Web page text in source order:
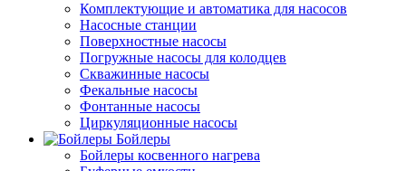
Комплектующие и автоматика для насосов
Насосные станции
Поверхностные насосы
Погружные насосы для колодцев
Скважинные насосы
Фекальные насосы
Фонтанные насосы
Циркуляционные насосы
Бойлеры
Бойлеры косвенного нагрева